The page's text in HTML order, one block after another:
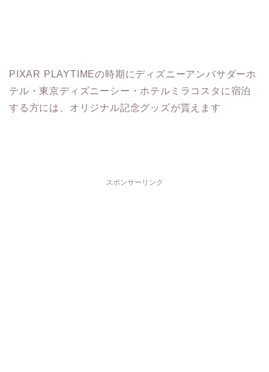
PIXAR PLAYTIMEの時期にディズニーアンバサダーホ
テル・東京ディズニーシー・ホテルミラコスタに宿泊
する方には、オリジナル記念グッズが貰えます
スポンサーリンク